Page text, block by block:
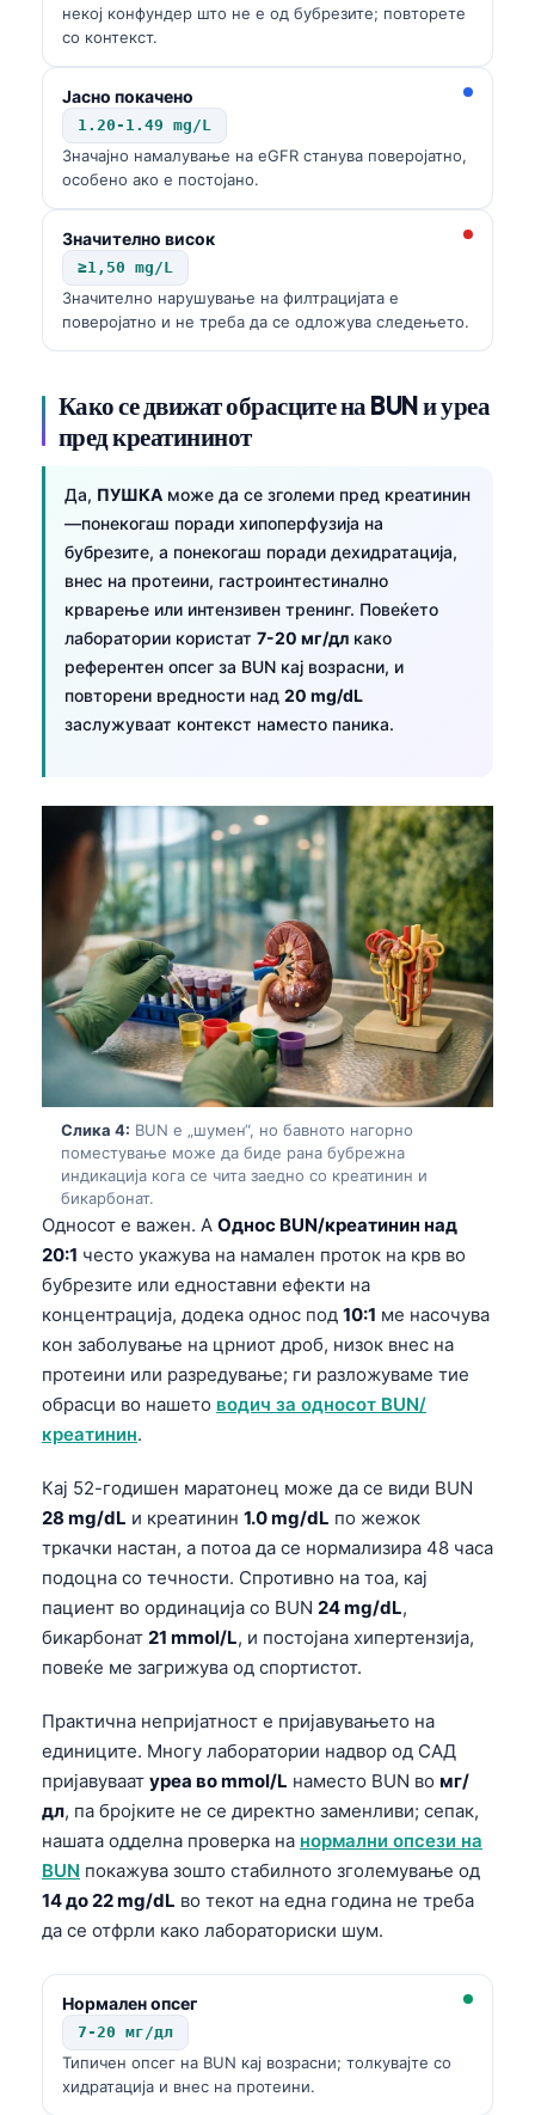
некој конфундер што не е од бубрезите; повторете
со контекст.
Јасно покачено
1.20-1.49 mg/L
Значајно намалување на eGFR станува поверојатно,
особено ако е постојано.
Значително висок
≥1,50 mg/L
Значително нарушување на филтрацијата е
поверојатно и не треба да се одложува следењето.
Како се движат обрасците на BUN и уреа
пред креатининот
Да, ПУШКА може да се зголеми пред креатинин
—понекогаш поради хипоперфузија на
бубрезите, а понекогаш поради дехидратација,
внес на протеини, гастроинтестинално
крварење или интензивен тренинг. Повеќето
лаборатории користат 7-20 мг/дл како
референтен опсег за BUN кај возрасни, и
повторени вредности над 20 mg/dL
заслужуваат контекст наместо паника.
Слика 4: BUN е „шумен“, но бавното нагорно
поместување може да биде рана бубрежна
индикација кога се чита заедно со креатинин и
бикарбонат.
Односот е важен. A Однос BUN/креатинин над
20:1 често укажува на намален проток на крв во
бубрезите или едноставни ефекти на
концентрација, додека однос под 10:1 ме насочува
кон заболување на црниот дроб, низок внес на
протеини или разредување; ги разложуваме тие
обрасци во нашето водич за односот BUN/
креатинин.
Кај 52-годишен маратонец може да се види BUN
28 mg/dL и креатинин 1.0 mg/dL по жежок
тркачки настан, а потоа да се нормализира 48 часа
подоцна со течности. Спротивно на тоа, кај
пациент во ординација со BUN 24 mg/dL,
бикарбонат 21 mmol/L, и постојана хипертензија,
повеќе ме загрижува од спортистот.
Практична непријатност е пријавувањето на
единиците. Многу лаборатории надвор од САД
пријавуваат уреа во mmol/L наместо BUN во мг/
дл, па бројките не се директно заменливи; сепак,
нашата одделна проверка на нормални опсези на
BUN покажува зошто стабилното зголемување од
14 до 22 mg/dL во текот на една година не треба
да се отфрли како лабораториски шум.
Нормален опсег
7-20 мг/дл
Типичен опсег на BUN кај возрасни; толкувајте со
хидратација и внес на протеини.